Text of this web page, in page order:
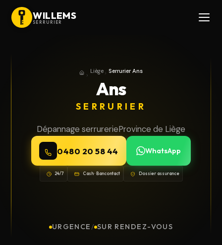
WILLEMS
SERRURIER
AccueilProvince de Liège
Liège Serrurier Ans
Ans
SERRURIER
Dépannage serrurerieProvince de Liège
0480 20 58 44 WhatsApp
24/7 Cash · Bancontact Dossier assurance
URGENCE / SUR RENDEZ-VOUS